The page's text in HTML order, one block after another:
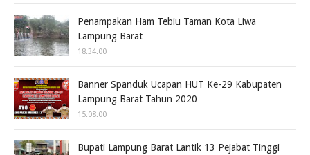
Penampakan Ham Tebiu Taman Kota Liwa
Lampung Barat
18.34.00
Banner Spanduk Ucapan HUT Ke-29 Kabupaten
Lampung Barat Tahun 2020
15.08.00
Bupati Lampung Barat Lantik 13 Pejabat Tinggi